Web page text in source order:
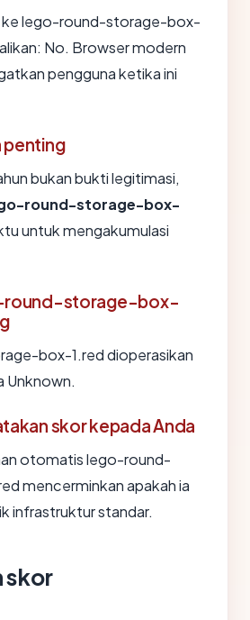
ke lego-round-storage-box-
No. Browser modern
pengguna ketika ini
penting
bukan bukti legitimasi,
round-storage-box-
untuk mengakumulasi
round-storage-box-
box-1.red dioperasikan
Unknown.
skor kepada Anda
otomatis lego-round-
mencerminkan apakah ia
infrastruktur standar.
skor